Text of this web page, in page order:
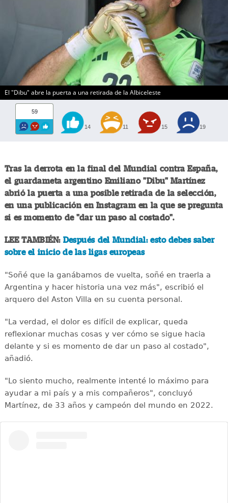
El "Dibu" abre la puerta a una retirada de la Albiceleste
59
14 11 15 19
Tras la derrota en la final del Mundial contra España,
el guardameta argentino Emiliano "Dibu" Martínez
abrió la puerta a una posible retirada de la selección,
en una publicación en Instagram en la que se pregunta
si es momento de "dar un paso al costado".
LEE TAMBIÉN: Después del Mundial: esto debes saber
sobre el inicio de las ligas europeas
"Soñé que la ganábamos de vuelta, soñé en traerla a
Argentina y hacer historia una vez más", escribió el
arquero del Aston Villa en su cuenta personal.
"La verdad, el dolor es difícil de explicar, queda
reflexionar muchas cosas y ver cómo se sigue hacia
delante y si es momento de dar un paso al costado",
añadió.
"Lo siento mucho, realmente intenté lo máximo para
ayudar a mi país y a mis compañeros", concluyó
Martínez, de 33 años y campeón del mundo en 2022.